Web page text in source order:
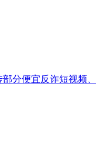
分便宜反诈短视频